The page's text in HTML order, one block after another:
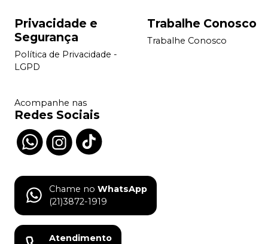
Privacidade e
Segurança
Política de Privacidade -
LGPD
Trabalhe Conosco
Trabalhe Conosco
Acompanhe nas
Redes Sociais
Chame no WhatsApp
(21)3872-1919
Atendimento